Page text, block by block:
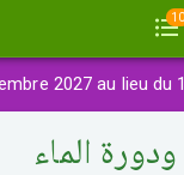
10
2027 au lieu du
الماء